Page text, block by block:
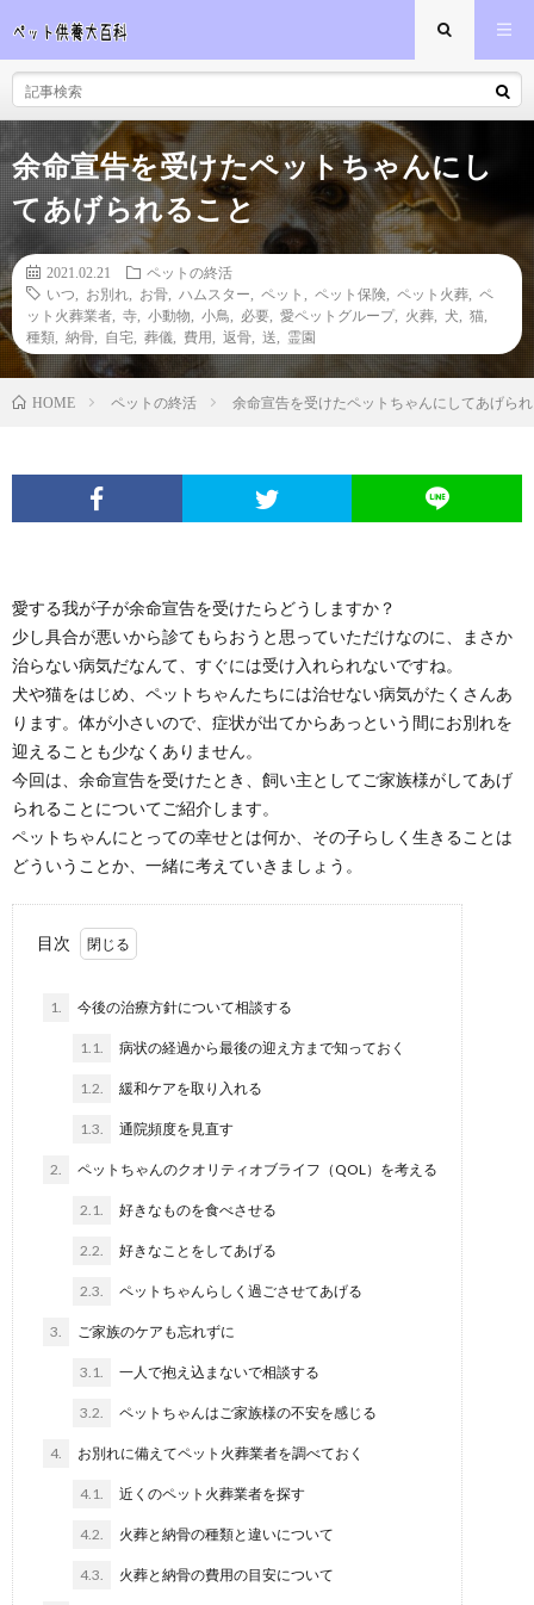
余命宣告を受けたペットちゃんにし
てあげられること
2021.02.21
ペットの終活
いつ
お別れ お骨 ハムスター ペット ペット保険 ペット火葬
ペ
ット火葬業者
寺 小動物 小鳥 必要 愛ペットグループ, 火葬 犬 猫
種類
納骨 自宅 葬儀 費用 返骨 送 霊園
HOME ペットの終活 余命宣告を受けたペットちゃんにしてあげら
愛する我が子が余命宣告を受けたらどうしますか？
少し具合が悪いから診てもらおうと思っていただけなのに、まさか
治らない病気だなんて、すぐには受け入れられないですね。
犬や猫をはじめ、ペットちゃんたちには治せない病気がたくさんあ
ります。体が小さいので、症状が出てからあっという間にお別れを
迎えることも少なくありません。
今回は、余命宣告を受けたとき、飼い主としてご家族様がしてあげ
られることについてご紹介します。
ペットちゃんにとっての幸せとは何か、その子らしく生きることは
どういうことか、一緒に考えていきましょう。
目次
1. 今後の治療方針について相談する
1.1. 病状の経過から最後の迎え方まで知っておく
1.2. 緩和ケアを取り入れる
1.3. 通院頻度を見直す
2. ペットちゃんのクオリティオブライフ（QOL）を考える
2.1. 好きなものを食べさせる
2.2. 好きなことをしてあげる
2.3. ペットちゃんらしく過ごさせてあげる
3. ご家族のケアも忘れずに
3.1. 一人で抱え込まないで相談する
3.2. ペットちゃんはご家族様の不安を感じる
4. お別れに備えてペット火葬業者を調べておく
4.1. 近くのペット火葬業者を探す
4.2. 火葬と納骨の種類と違いについて
4.3. 火葬と納骨の費用の目安について